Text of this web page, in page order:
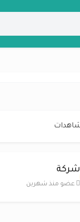
شركة
عضو منذ شهرين